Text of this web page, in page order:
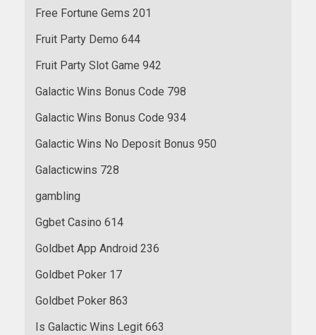
Free Fortune Gems 201
Fruit Party Demo 644
Fruit Party Slot Game 942
Galactic Wins Bonus Code 798
Galactic Wins Bonus Code 934
Galactic Wins No Deposit Bonus 950
Galacticwins 728
gambling
Ggbet Casino 614
Goldbet App Android 236
Goldbet Poker 17
Goldbet Poker 863
Is Galactic Wins Legit 663